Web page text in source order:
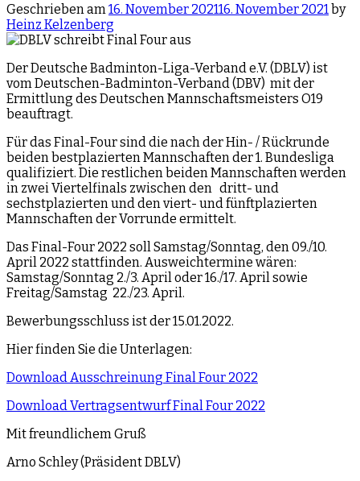
Geschrieben am 16. November 202116. November 2021 by
Heinz Kelzenberg
Der Deutsche Badminton-Liga-Verband e.V. (DBLV) ist
vom Deutschen-Badminton-Verband (DBV) mit der
Ermittlung des Deutschen Mannschaftsmeisters O19
beauftragt.
Für das Final-Four sind die nach der Hin- / Rückrunde
beiden bestplazierten Mannschaften der 1. Bundesliga
qualifiziert. Die restlichen beiden Mannschaften werden
in zwei Viertelfinals zwischen den dritt- und
sechstplazierten und den viert- und fünftplazierten
Mannschaften der Vorrunde ermittelt.
Das Final-Four 2022 soll Samstag/Sonntag, den 09./10.
April 2022 stattfinden. Ausweichtermine wären:
Samstag/Sonntag 2./3. April oder 16./17. April sowie
Freitag/Samstag 22./23. April.
Bewerbungsschluss ist der 15.01.2022.
Hier finden Sie die Unterlagen:
Download Ausschreinung Final Four 2022
Download Vertragsentwurf Final Four 2022
Mit freundlichem Gruß
Arno Schley (Präsident DBLV)